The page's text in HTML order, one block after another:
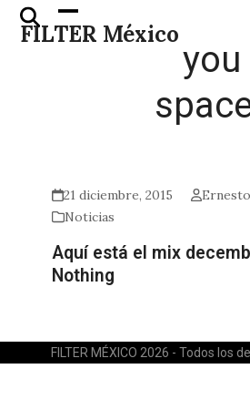
Skip
FILTER México
Open
mobile
Close
mobile
you
21 diciembre, 2015
Noticias
Aquí está el mix
Nothing
FILTER MÉXICO 2026 - Todos los